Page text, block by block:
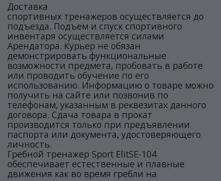
Доставка
спортивных тренажеров осуществляется до
подъезда. Подъем и спуск спортивного
инвентаря осуществляется силами
Арендатора. Курьер не обязан
демонстрировать функциональные
возможности предмета, пробовать в работе
или проводить обучение по его
использованию. Информацию о товаре можно
получить на сайте или позвонив по
телефонам, указанным в реквезитах данного
договора. Сдача товара в прокат
производится только при предъявлении
паспорта или документа, удостоверяющего
личность.
Гребной тренажер Sport ElitSE-104
обеспечивает естественные и плавные
движения как во время гребли на